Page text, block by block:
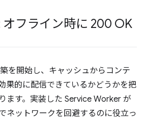
オフライン時に 200 OK
を開始し、キャッシュからコンテ
果的に配信できているかどうかを把
ます。実装した Service Worker が
ネットワークを回避するのに役立っ